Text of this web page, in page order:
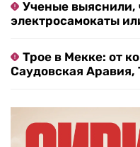
Ученые выяснили,
электросамокаты
Трое в Мекке: от
Саудовская Аравия,